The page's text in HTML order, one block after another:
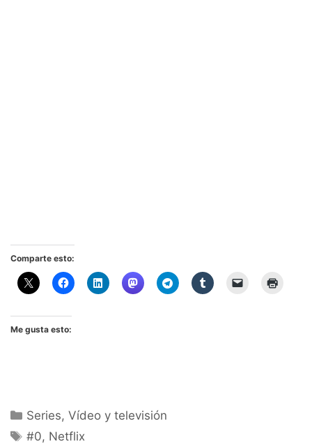
Comparte esto:
Me gusta esto:
Categorías
Series,Vídeo y televisión
Etiquetas
#0, Netflix